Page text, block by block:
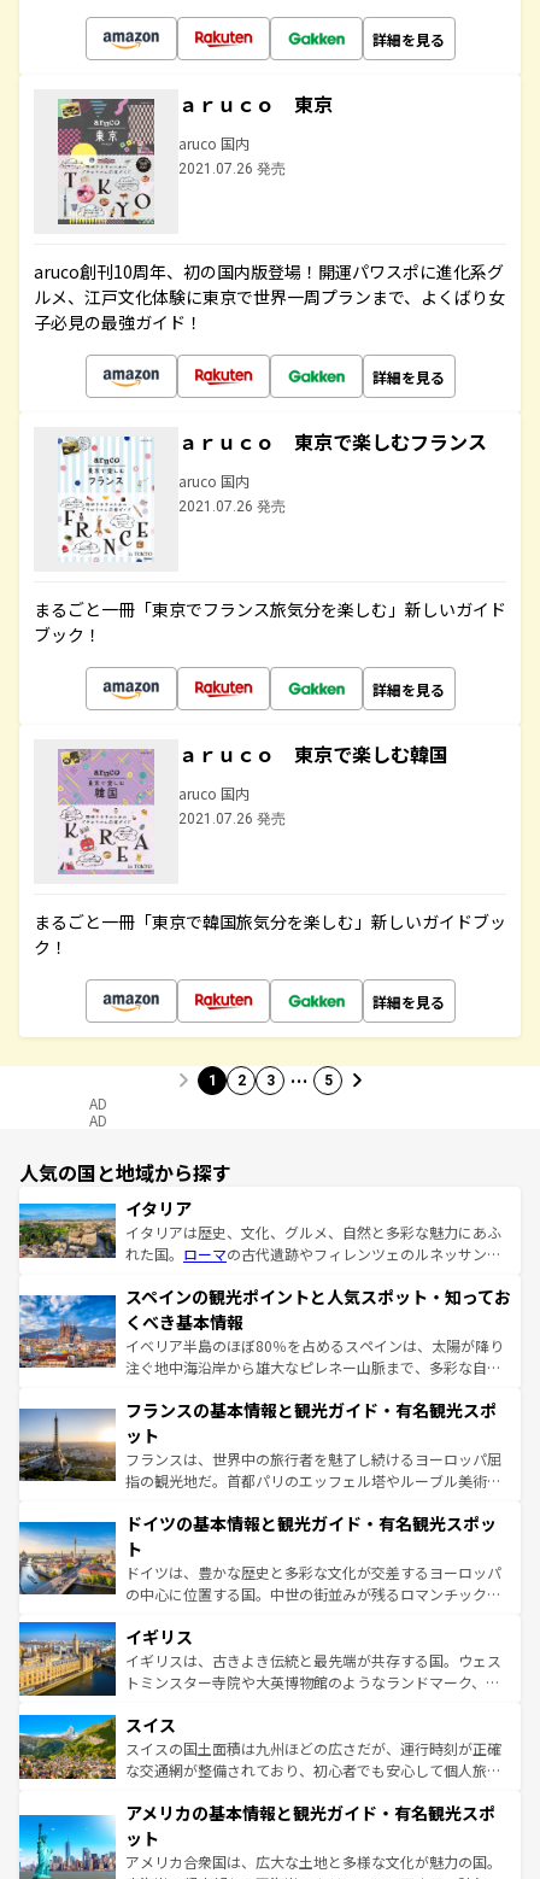
詳細を見る
ａｒｕｃｏ 東京
aruco 国内
2021.07.26 発売
aruco創刊10周年、初の国内版登場！開運パワスポに進化系グ
ルメ、江戸文化体験に東京で世界一周プランまで、よくばり女
子必見の最強ガイド！
詳細を見る
ａｒｕｃｏ 東京で楽しむフランス
aruco 国内
2021.07.26 発売
まるごと一冊「東京でフランス旅気分を楽しむ」新しいガイド
ブック！
詳細を見る
ａｒｕｃｏ 東京で楽しむ韓国
aruco 国内
2021.07.26 発売
まるごと一冊「東京で韓国旅気分を楽しむ」新しいガイドブッ
ク！
詳細を見る
1 2 3 … 5
AD
AD
人気の国と地域から探す
イタリア
イタリアは歴史、文化、グルメ、自然と多彩な魅力にあふ
れた国。 ローマの古代遺跡やフィレンツェのルネッサンス
ろん、トスカーナの美しい田園風景やアマルフィ海岸の絶
景など、自然景観も見逃せない。観光の合間には、本場の
ピザやパスタなど、絶品のイタリア料理を堪能することも
できる。朝目覚めてから夜眠るまで、すべての瞬間を楽し
なお、新着のイタリア情報はコンテンツ一覧を参照してほ
しい。
スペインの観光ポイントと人気スポット・知ってお
くべき基本情報
イベリア半島のほぼ80％を占めるスペインは、太陽が降り
注ぐ地中海沿岸から雄大なピレネー山脈まで、多彩な自然
文化が根付くこの国では、情熱的なフラメンコ、熱気あふ
れる闘牛、そして美味しいタパスが生活の一部となってい
る。首都マドリードの洗練された雰囲気や、バルセロナの
アートに溢れた街角から、地方では古代ローマ遺跡や中世
せる。地方によって風土や気候が異なるスペインはその個
ンテンツ一覧 を参照してほしい。
フランスの基本情報と観光ガイド・有名観光スポ
ット
フランスは、世界中の旅行者を魅了し続けるヨーロッパ屈
指の観光地だ。首都パリのエッフェル塔やルーブル美術館
で、幅広い魅力が詰まっている。華麗な宮殿、歴史的な大
聖堂、美しいビーチ、そして豊かな自然が、訪れる者を心
から魅了する。また、フランスは美食の国としても知ら
れ、フランス料理はユネスコ無形文化遺産にも登録されて
香り高いラベンダー畑など、多彩な楽しみ方が可能だ。さ
らに、パリ以外の地域にも魅力が溢れており、どの街角に
も豊かな歴史と文化が息づいている。パリ以外の個性あふ
を参照してほしい。
ドイツの基本情報と観光ガイド・有名観光スポッ
ト
ドイツは、豊かな歴史と多彩な文化が交差するヨーロッパ
の中心に位置する国。中世の街並みが残るロマンチック街
顔を持つこの国は、どこを歩いても飽きることがない。ベ
ルリンの文化的活気、バイエルン州のアルプスの絶景、そ
してライン川沿いのワイン畑といった風景は必見。ビール
は、お酒好きな人にはぜひ体験してほしい。 なお、新着の
ドイツ情報はコンテンツ一覧を参照してほしい。
イギリス
イギリスは、古きよき伝統と最先端が共存する国。ウェス
トミンスター寺院や大英博物館のようなランドマーク、歴
リアごとに異なる魅力がある。また、優雅なアフタヌーン
ティー、ビール好きにはたまらない英国パブ、サッカー観
戦など、本場だからこそできる体験も豊富。イギリスを旅
ンツ一覧を参照してほしい。
スイス
スイスの国土面積は九州ほどの広さだが、運行時刻が正確
な交通網が整備されており、初心者でも安心して個人旅行
の建物がそのまま残る町や、スイスならではのユニークな
博物館もあり、アルプス観光だけでなく町歩きも満喫する
ことができる。国民の所得が高いため物価も高いが、旅行
アメリカの基本情報と観光ガイド・有名観光スポ
ット
アメリカ合衆国は、広大な土地と多様な文化が魅力の国。